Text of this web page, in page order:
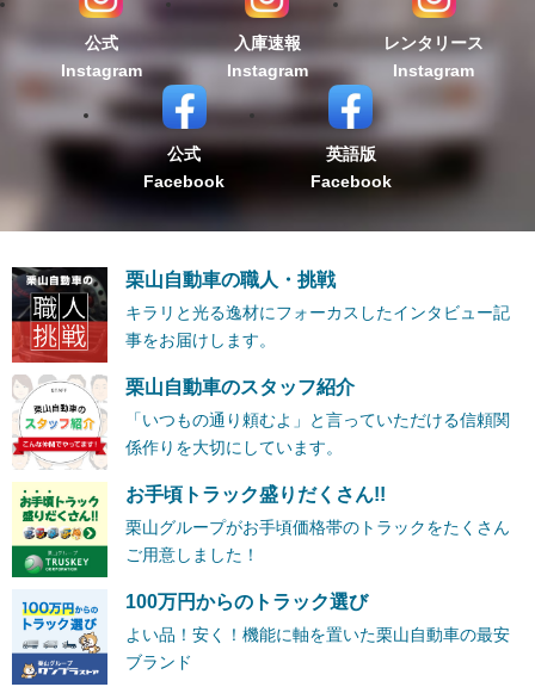
公式
Instagram
入庫速報
Instagram
レンタリース
Instagram
公式
Facebook
英語版
Facebook
栗山自動車の職人・挑戦
キラリと光る逸材にフォーカスしたインタビュー記
事をお届けします。
栗山自動車のスタッフ紹介
「いつもの通り頼むよ」と言っていただける信頼関
係作りを大切にしています。
お手頃トラック盛りだくさん!!
栗山グループがお手頃価格帯のトラックをたくさん
ご用意しました！
100万円からのトラック選び
よい品！安く！機能に軸を置いた栗山自動車の最安
ブランド